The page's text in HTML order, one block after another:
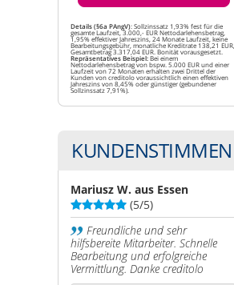
Details (§6a PAngV): Sollzinssatz 1,93% fest für die
gesamte Laufzeit, 3.000,- EUR Nettodarlehensbetrag,
1,95% effektiver Jahreszins, 24 Monate Laufzeit, keine
Bearbeitungsgebühr, monatliche Kreditrate 138,21 EUR,
Gesamtbetrag 3.317,04 EUR. Bonität vorausgesetzt.
Repräsentatives Beispiel:Bei einem
Nettodarlehensbetrag von bspw. 5.000 EUR und einer
Laufzeit von 72 Monaten erhalten zwei Drittel der
Kunden von creditolo voraussichtlich einen effektiven
Jahreszins von 8,45% oder günstiger (gebundener
Sollzinssatz 7,91%).
KUNDENSTIMMEN
Mariusz W. aus Essen
(5/5)
Freundliche und sehr
hilfsbereite Mitarbeiter. Schnelle
Bearbeitung und erfolgreiche
Vermittlung. Danke creditolo